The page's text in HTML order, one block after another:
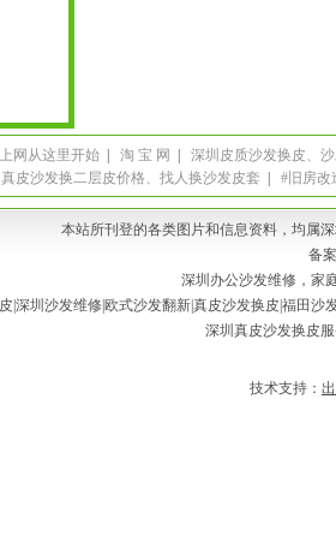
网从这里开始 淘 宝 网
深圳皮质沙发换皮、
皮沙发换二层皮价格、找人换沙发皮套
#旧房改
本站所刊登的各类图片和信息资料，均属
备
深圳办公沙发维修，家
|深圳沙发维修|欧式沙发翻新|真皮沙发换皮|福田
深圳真皮沙发换皮
技术支持：